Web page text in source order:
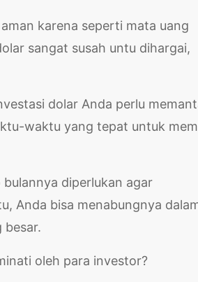
karena seperti mata uang
sangat susah untu dihargai,
dolar Anda perlu
waktu yang tepat untuk
diperlukan agar
Anda bisa menabungnya
besar.
oleh para investor?